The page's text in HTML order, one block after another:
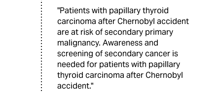
"Patients with papillary thyroid
carcinoma after Chernobyl accident
are at risk of secondary primary
malignancy. Awareness and
screening of secondary cancer is
needed for patients with papillary
thyroid carcinoma after Chernobyl
accident."